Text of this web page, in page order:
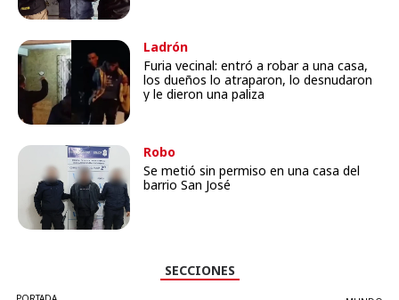
Ladrón
Furia vecinal: entró a robar a una casa,
los dueños lo atraparon, lo desnudaron
y le dieron una paliza
Robo
Se metió sin permiso en una casa del
barrio San José
SECCIONES